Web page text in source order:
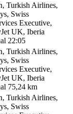
Turkish Airlines,
Swiss
Executive,
UK, Iberia
22:05
Turkish Airlines,
Swiss
Executive,
UK, Iberia
75,24 km
Turkish Airlines,
Swiss